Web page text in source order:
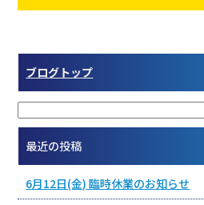
ブログトップ
最近の投稿
6月12日(金) 臨時休業のお知らせ